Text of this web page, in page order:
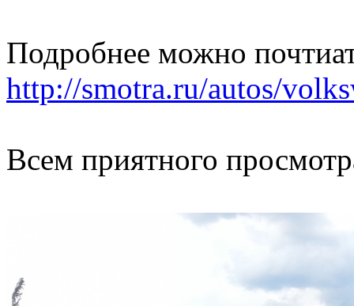
Подробнее можно
http://smotra.ru/autos/
Всем приятного